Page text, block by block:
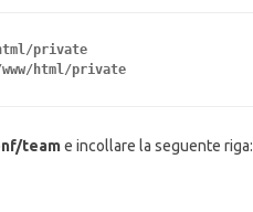
private
html/private
teame incollare la seguente riga: